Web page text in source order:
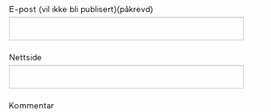
E-post (vil ikke bli publisert)(påkrevd)
Nettside
Kommentar